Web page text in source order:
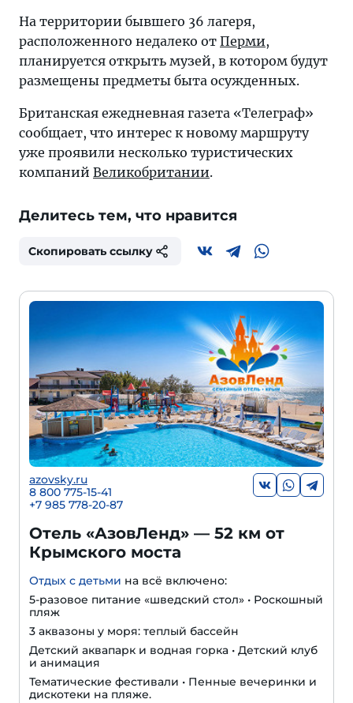
На территории бывшего 36 лагеря,
расположенного недалеко от Перми,
планируется открыть музей, в котором будут
размещены предметы быта осужденных.
Британская ежедневная газета «Телеграф»
сообщает, что интерес к новому маршруту
уже проявили несколько туристических
компаний Великобритании.
Делитесь тем, что нравится
Скопировать ссылку
azovsky.ru
8 800 775-15-41
+7 985 778-20-87
Отель «АзовЛенд» — 52 км от
Крымского моста
Отдых с детьми на всё включено:
5-разовое питание «шведский стол» • Роскошный
пляж
3 аквазоны у моря: теплый бассейн
Детский аквапарк и водная горка • Детский клуб
и анимация
Тематические фестивали • Пенные вечеринки и
дискотеки на пляже.